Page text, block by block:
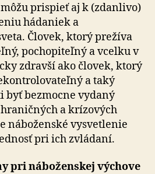
prispieť aj k (zdanlivo)
hádaniek a
Človek, ktorý prežíva
pochopiteľný a vcel­ku v
zdravší ako človek, ktorý
a taký
byť bezmocne vydaný
a krízových
náboženské vysvetlenie
pri ich zvládaní.
pri náboženskej výchove